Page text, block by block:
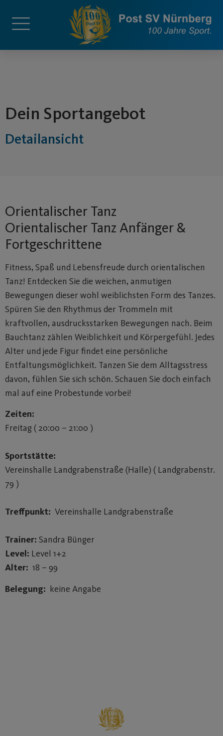
Dein Sportangebot
Detailansicht
Orientalischer Tanz
Orientalischer Tanz Anfänger &
Fortgeschrittene
Fitness, Spaß und Lebensfreude durch orientalischen
Tanz! Entdecken Sie die weichen, anmutigen
Bewegungen dieser wohl weiblichsten Form des Tanzes.
Spüren Sie den Rhythmus der Trommeln mit
kraftvollen, ausdrucksstarken Bewegungen nach. Beim
Bauchtanz zählen Weiblichkeit und Körpergefühl. Jedes
Alter und jede Figur findet eine persönliche
Entfaltungsmöglichkeit. Tanzen Sie dem Alltagsstress
davon, fühlen Sie sich schön. Schauen Sie doch einfach
mal auf eine Probestunde vorbei!
Zeiten:
Freitag ( 20:00 – 21:00 )
Sportstätte:
Vereinshalle Landgrabenstraße (Halle) ( Landgrabenstr.
79 )
Treffpunkt: Vereinshalle Landgrabenstraße
Trainer: Sandra Bünger
Level: Level 1+2
Alter: 18 – 99
Belegung: keine Angabe